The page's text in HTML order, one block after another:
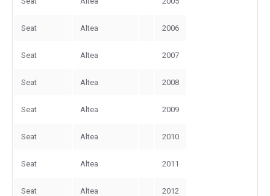
Seat Altea 2006
Seat Altea 2007
Seat Altea 2008
Seat Altea 2009
Seat Altea 2010
Seat Altea 2011
Seat Altea 2012